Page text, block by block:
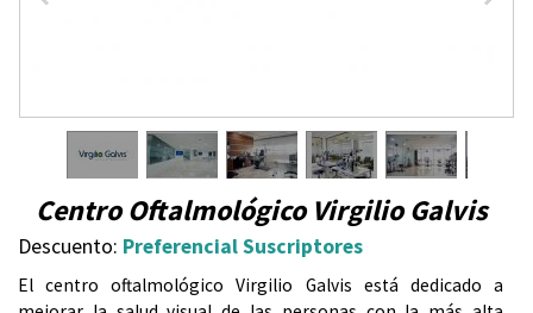
r
a
Centro Oftalmológico Virgilio Galvis
Descuento: Preferencial Suscriptores
El centro oftalmológico Virgilio Galvis está dedicado a